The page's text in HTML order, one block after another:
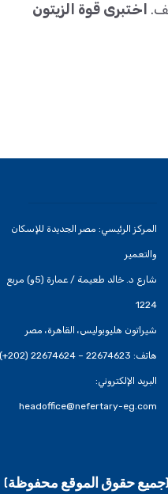
اختبرى قوة الزيتون
المركز الرئيسي: مصر الجديدة للإسكان
والتعمير
شارع د. خالد طعيمة / عمارة (5و) مربع
1224
شيراتون هليوبوليس، القاهرة، مصر
هاتف: 22674623 – 22674624 (202+)
البريد الإلكتروني:
headoffice@nefertary-eg.com